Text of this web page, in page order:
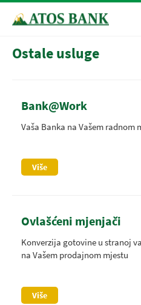
Ostale usluge
Bank@Work
Vaša Banka na Vašem radnom
Više
Ovlašćeni mjenjači
Konverzija gotovine u stranoj
na Vašem prodajnom mjestu
Više